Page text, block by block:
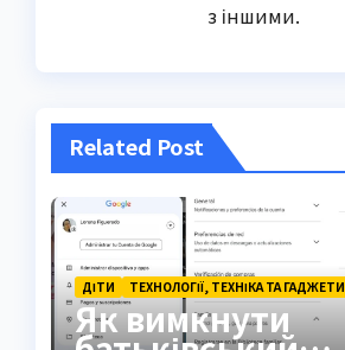
з іншими.
Related Post
ДІТИ ТЕХНОЛОГІЇ, ТЕХНІКА ТА ГАДЖЕТИ
Як вимкнути